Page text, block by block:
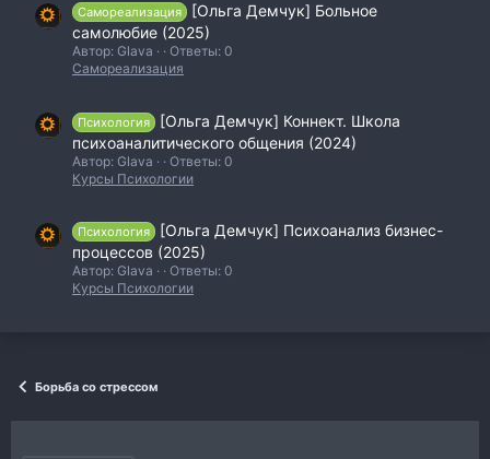
Самореализация
[Ольга Демчук] Больное
самолюбие (2025)
Автор: Glava
Ответы: 0
Самореализация
Психология
[Ольга Демчук] Коннект. Школа
психоаналитического общения (2024)
Автор: Glava
Ответы: 0
Курсы Психологии
Психология
[Ольга Демчук] Психоанализ бизнес-
процессов (2025)
Автор: Glava
Ответы: 0
Курсы Психологии
Борьба со стрессом